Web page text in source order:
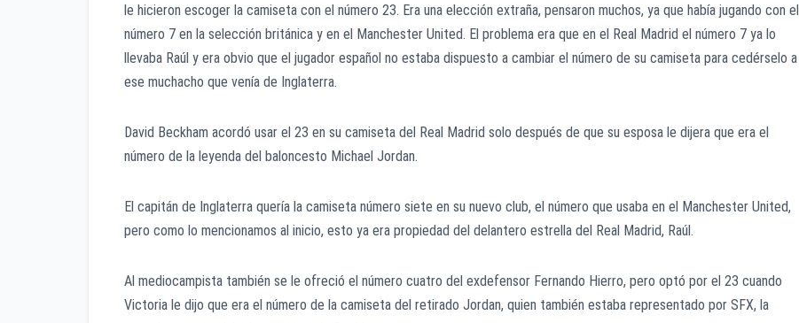
le hicieron escoger la camiseta con el número 23. Era una elección extraña, pensaron muchos, ya que había jugando con el
número 7 en la selección británica y en el Manchester United. El problema era que en el Real Madrid el número 7 ya lo
llevaba Raúl y era obvio que el jugador espa­ñol no estaba dispuesto a cambiar el número de su camiseta para cedérselo a
ese muchacho que venía de Inglaterra.
David Beckham acordó usar el 23 en su camiseta del Real Madrid solo después de que su esposa le dijera que era el
número de la leyenda del baloncesto Michael Jordan.
El capitán de Inglaterra quería la camiseta número siete en su nuevo club, el número que usaba en el Manchester United,
pero como lo mencionamos al inicio, esto ya era propiedad del delantero estrella del Real Madrid, Raúl.
Al mediocampista también se le ofreció el número cuatro del exdefensor Fernando Hierro, pero optó por el 23 cuando
Victoria le dijo que era el número de la camiseta del retirado Jordan, quien también estaba representado por SFX, la